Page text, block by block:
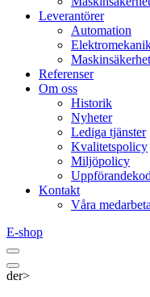
Leverantörer
Automation
Maskinsäkerhet
Referenser
Om oss
Historik
Nyheter
Lediga tjänster
Kvalitetspolicy
Miljöpolicy
Uppförandekod
Kontakt
Våra
E-shop
der>